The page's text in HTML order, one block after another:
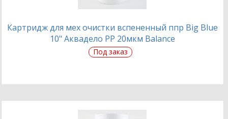
Картридж для мех очистки вспененный ппр Big Blue
10" Аквадело PP 20мкм Balance
Под заказ